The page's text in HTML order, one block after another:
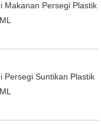
Makanan Persegi Plastik
Persegi Suntikan Plastik